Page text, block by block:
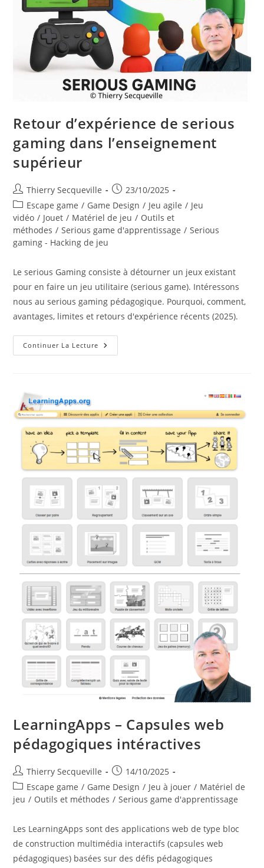
Retour d’expérience de serious
gaming dans l’enseignement
supérieur
Auteur/autrice
de
la
publication :
Thierry Secqueville
Publication
publiée :
23/10/2025
Post
category:
Escape game / Game Design / Jeu agile / Jeu
vidéo / Jouet / Matériel de jeu / Outils et
méthodes / Serious game d'apprentissage / Serious
gaming - Hacking de jeu
Le serious Gaming consiste à détourner un jeux existant
pour en faire un jeu utilitaire (serious game). Intéressons
nous au serious gaming pédagogique. Pourquoi, comment,
avantages, limites et retours d'expérience récents (2025).
Continuer La Lecture Retour
D’expérience
LearningApps – Capsules web
pédagogiques intéractives
Auteur/autrice
de
la
Thierry Secqueville
Publication
publiée :
14/10/2025
Post
category:
Escape game / Game Design / Jeu à jouer / Matériel de
jeu / Outils et méthodes / Serious game d'apprentissage
Les LearningApps sont des applications web de type bloc
de construction multimédia interactifs (capsules web
pédagogiques) basées sur des défis pédagogiques